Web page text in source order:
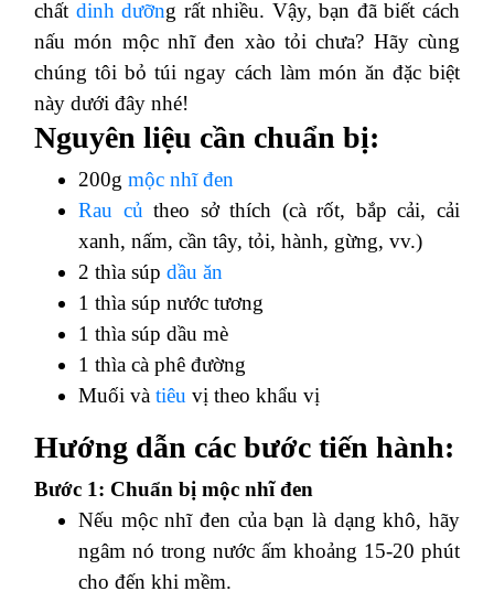
chất dinh dưỡng rất nhiều. Vậy, bạn đã biết cách
nấu món mộc nhĩ đen xào tỏi chưa? Hãy cùng
chúng tôi bỏ túi ngay cách làm món ăn đặc biệt
này dưới đây nhé!
Nguyên liệu cần chuẩn bị:
200g mộc nhĩ đen
Rau củ theo sở thích (cà rốt, bắp cải, cải
xanh, nấm, cần tây, tỏi, hành, gừng, vv.)
2 thìa súp dầu ăn
1 thìa súp nước tương
1 thìa súp dầu mè
1 thìa cà phê đường
Muối và tiêu vị theo khẩu vị
Hướng dẫn các bước tiến hành:
Bước 1: Chuẩn bị mộc nhĩ đen
Nếu mộc nhĩ đen của bạn là dạng khô, hãy
ngâm nó trong nước ấm khoảng 15-20 phút
cho đến khi mềm.